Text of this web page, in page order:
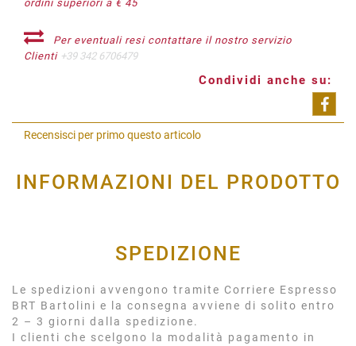
ordini superiori a € 45
Per eventuali resi contattare il nostro servizio
Clienti +39 342 6706479
Condividi anche su:
Recensisci per primo questo articolo
INFORMAZIONI DEL PRODOTTO
SPEDIZIONE
Le spedizioni avvengono tramite Corriere Espresso
BRT Bartolini e la consegna avviene di solito entro
2 – 3 giorni dalla spedizione.
I clienti che scelgono la modalità pagamento in